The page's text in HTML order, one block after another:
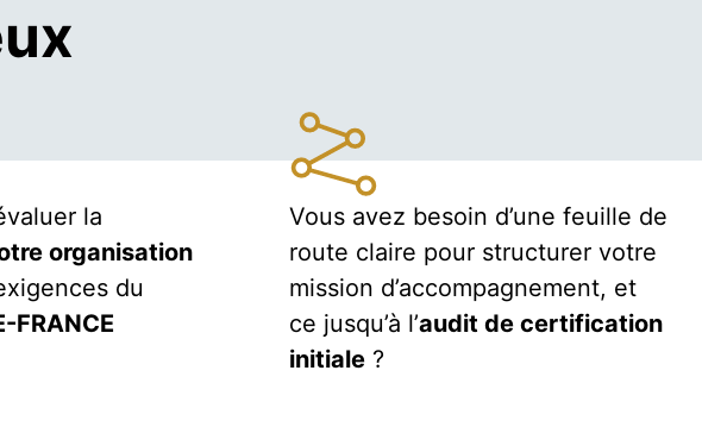
la
organisation
du
FRANCE
Vous avez besoin d’une feuille de
route claire pour structurer votre
mission d’accompagnement, et
ce jusqu’à l’audit de certification
initiale?